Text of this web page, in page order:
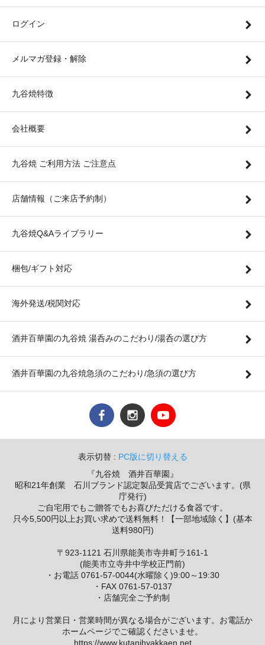
ログイン
メルマガ登録・解除
九谷焼特徴
会社概要
九谷焼 ご利用方法 ご注意点
店舗情報（ご来店予約制）
九谷焼Q&Aライブラリー
梱包/ギフト対応
海外発送/税関対応
酒井百華園の九谷焼 湯呑みのこだわり/湯呑の選び方
酒井百華園の九谷焼急須のこだわり/急須の選び方
表示切替 : PC版に切り替える
『九谷焼 酒井百華園』
昭和21年創業 石川ブランド認定製品受賞店でございます。(県
庁発行)
ご自宅用でもご贈答でもお喜びただける食器です。
只今5,500円以上お買い求めで送料無料！【一部地域除く】(基本
送料980円)
〒923-1121 石川県能美市寺井町ラ161-1
(能美市立寺井中学校正門前)
・お電話 0761-57-0044(水曜除く)9:00～19:30
・FAX 0761-57-0137
・店舗完全ご予約制
月により営業日・営業時間が異なる場合がございます。お電話か
ホームページでご確認くださいませ。
https://www.kutanihyakkaen.net